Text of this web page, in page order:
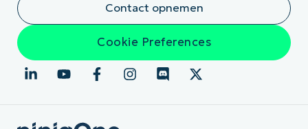
Contact opnemen
Cookie Preferences